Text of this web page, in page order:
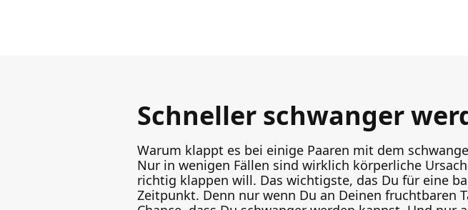
Schneller schwanger
Warum klappt es bei einige Paaren mit dem
Nur in wenigen Fällen sind wirklich körperliche
richtig klappen will. Das wichtigste, das Du für eine
Zeitpunkt. Denn nur wenn Du an Deinen fruchtbaren